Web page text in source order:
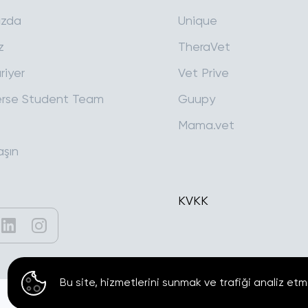
Student Team
Unique
TheraVet
Vet Prive
Guupy
Mama.vet
KVKK
Bu site, hizmetlerini sunmak ve trafiği analiz